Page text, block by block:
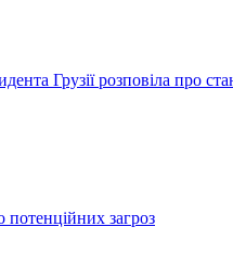
Грузії розповіла про
потенційних загроз